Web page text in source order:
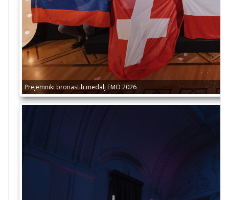
Prejemniki bronastih medalj EMO 2026